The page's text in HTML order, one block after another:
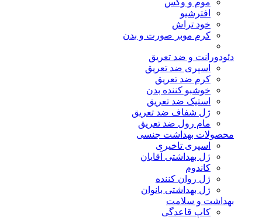
موم و وکس
افترشیو
خود تراش
کرم موبر صورت و بدن
دئودورانت و ضد تعریق
اسپری ضد تعریق
کرم ضد تعریق
خوشبو کننده بدن
استیک ضد تعریق
ژل شفاف ضد تعریق
مام رول ضد تعریق
محصولات بهداشت جنسی
اسپری تاخیری
ژل بهداشتی آقایان
کاندوم
ژل روان کننده
ژل بهداشتی بانوان
بهداشت و سلامت
کاپ قاعدگی